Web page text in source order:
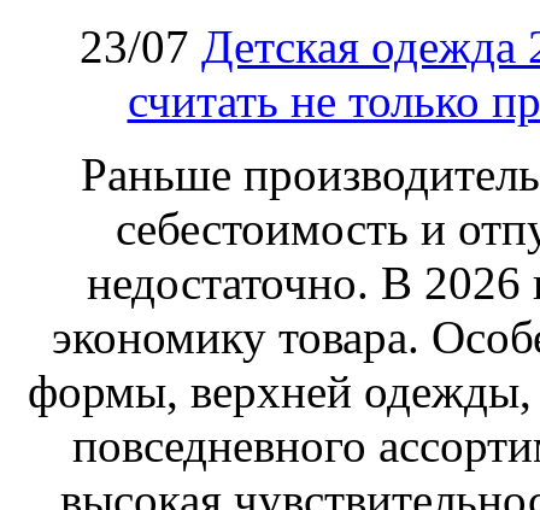
23/07 Детская
считать не только
Раньше
себестоимость и
недостаточно. В
экономику товара.
формы, верхней одежды,
повседневного
высокая